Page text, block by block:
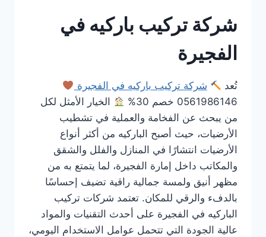
شركة تركيب باركيه في
الفجيرة
تُعد
شركة تركيب باركيه في الفجيرة
0561986146 خصم 30%
الخيار الأمثل لكل
من يبحث عن الفخامة والعملية في تشطيب
الأرضيات، حيث أصبح الباركيه من أكثر أنواع
الأرضيات انتشارًا في المنازل والفلل والشقق
والمكاتب داخل إمارة الفجيرة، لما يتمتع به من
مظهر أنيق ولمسة جمالية راقية تضيف إحساسًا
بالدفء والرقي للمكان. تعتمد شركات تركيب
الباركيه في الفجيرة على أحدث التقنيات والمواد
عالية الجودة التي تتحمل عوامل الاستخدام اليومي،